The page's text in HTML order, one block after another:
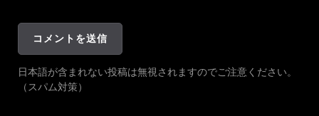
日本語が含まれない投稿は無視されますのでご注意ください。
（スパム対策）